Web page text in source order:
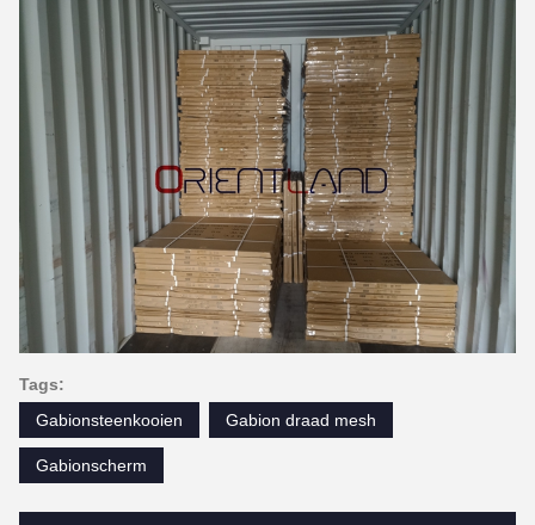
Tags:
Gabionsteenkooien
Gabion draad mesh
Gabionscherm